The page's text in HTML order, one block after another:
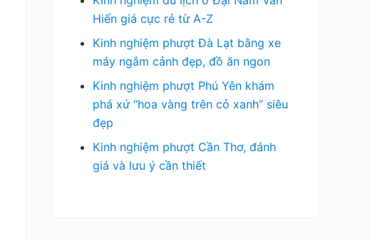
Hiến giá cực rẻ từ A-Z
Kinh nghiệm phượt Đà Lạt bằng xe
máy ngắm cảnh đẹp, đồ ăn ngon
Kinh nghiệm phượt Phú Yên khám
phá xứ “hoa vàng trên cỏ xanh” siêu
đẹp
Kinh nghiệm phượt Cần Thơ, đánh
giá và lưu ý cần thiết